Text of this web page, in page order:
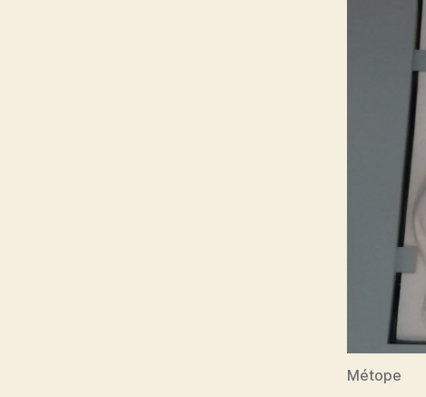
Métope